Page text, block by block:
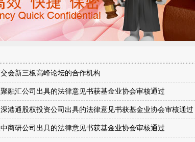
会新三板高峰论坛的合作机构
融汇公司出具的法律意见书获基金业协会审核通过
港通股权投资公司出具的法律意见书获基金业协会审核通过
商研公司出具的法律意见书获基金业协会审核通过